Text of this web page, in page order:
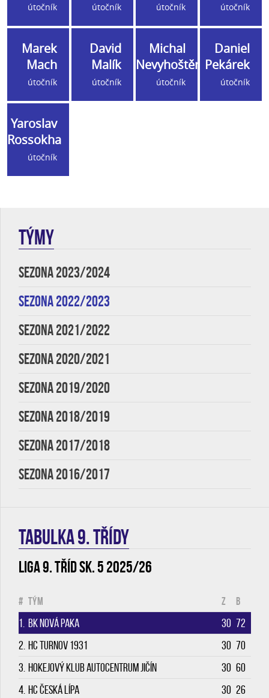
útočník útočník útočník útočník
Marek
Mach
útočník
David
Malík
útočník
Michal
Nevyhoštěný
útočník
Daniel
Pekárek
útočník
Yaroslav
Rossokha
útočník
TÝMY
SEZONA 2023/2024
SEZONA 2022/2023
SEZONA 2021/2022
SEZONA 2020/2021
SEZONA 2019/2020
SEZONA 2018/2019
SEZONA 2017/2018
SEZONA 2016/2017
TABULKA 9. třídy
Liga 9. tříd sk. 5 2025/26
# Tým Z B
1. BK Nová Paka 30 72
2. HC Turnov 1931 30 70
3. Hokejový klub Autocentrum Jičín 30 60
4. HC Česká Lípa 30 26